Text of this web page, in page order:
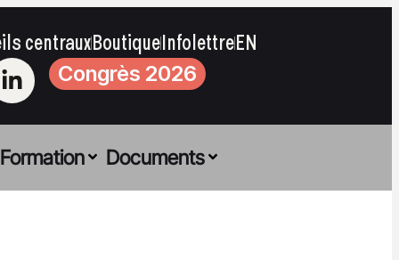
centrauxBoutiqueInfolettreEN
Congrès 2026
Formation Documents